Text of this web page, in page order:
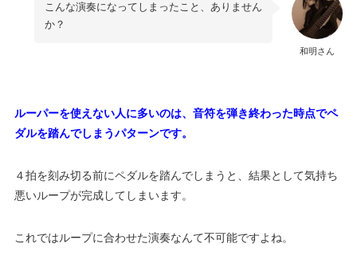
和明さん
こんな演奏になってしまったこと、ありません
か？
ルーパーを使えない人に多いのは、音符を弾き終わった時点でペ
ダルを踏んでしまうパターンです。
４拍を刻み切る前にペダルを踏んでしまうと、結果として気持ち
悪いループが完成してしまいます。
これではループに合わせた演奏なんて不可能ですよね。